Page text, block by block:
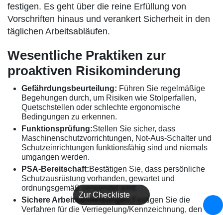
Zur Checkliste
festigen. Es geht über die reine Erfüllung von
Vorschriften hinaus und verankert Sicherheit in den
täglichen Arbeitsabläufen.
Wesentliche Praktiken zur
proaktiven Risikominderung
Gefährdungsbeurteilung: Führen Sie regelmäßige
Begehungen durch, um Risiken wie Stolperfallen,
Quetschstellen oder schlechte ergonomische
Bedingungen zu erkennen.
Funktionsprüfung:Stellen Sie sicher, dass
Maschinenschutzvorrichtungen, Not-Aus-Schalter und
Schutzeinrichtungen funktionsfähig sind und niemals
umgangen werden.
PSA-Bereitschaft:Bestätigen Sie, dass persönliche
Schutzausrüstung vorhanden, gewartet und
ordnungsgemäß verwendet wird.
Sichere Arbeitsanweisungen:
Festigen Sie die
Verfahren für die Verriegelung/Kennzeichnung, den